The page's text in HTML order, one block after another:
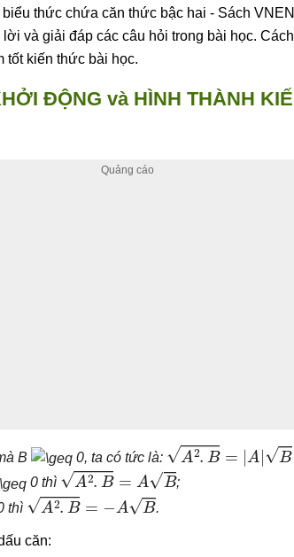
thức chứa căn thức bậc hai - Sách
và giải đáp các câu hỏi trong bài học.
tốt kiến thức bài học.
ĐỘNG và HÌNH THÀNH
B 0, ta có tức là:
A2.B=|A B
0 thì
A2.B=A
;
thì
A2.B=−
.
căn: